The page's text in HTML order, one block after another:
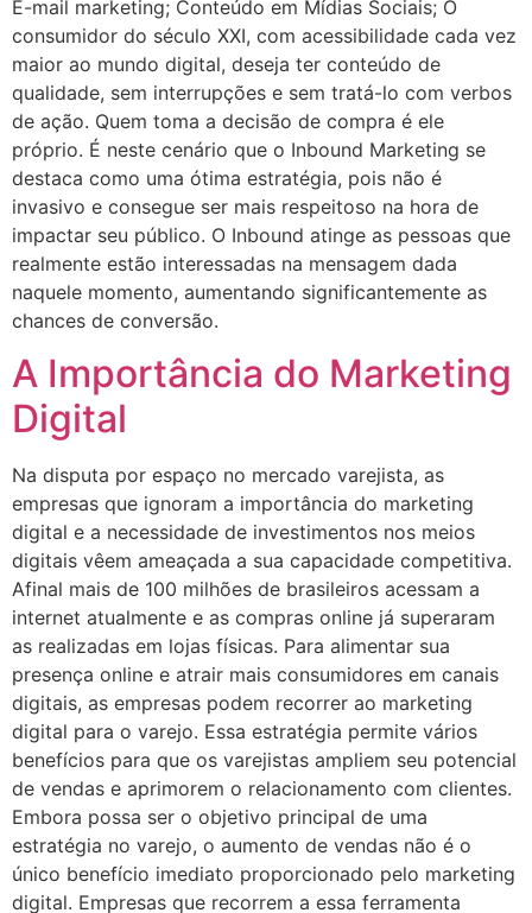
E-mail marketing; Conteúdo em Mídias Sociais; O
consumidor do século XXI, com acessibilidade cada vez
maior ao mundo digital, deseja ter conteúdo de
qualidade, sem interrupções e sem tratá-lo com verbos
de ação. Quem toma a decisão de compra é ele
próprio. É neste cenário que o Inbound Marketing se
destaca como uma ótima estratégia, pois não é
invasivo e consegue ser mais respeitoso na hora de
impactar seu público. O Inbound atinge as pessoas que
realmente estão interessadas na mensagem dada
naquele momento, aumentando significantemente as
chances de conversão.
A Importância do Marketing
Digital
Na disputa por espaço no mercado varejista, as
empresas que ignoram a importância do marketing
digital e a necessidade de investimentos nos meios
digitais vêem ameaçada a sua capacidade competitiva.
Afinal mais de 100 milhões de brasileiros acessam a
internet atualmente e as compras online já superaram
as realizadas em lojas físicas. Para alimentar sua
presença online e atrair mais consumidores em canais
digitais, as empresas podem recorrer ao marketing
digital para o varejo. Essa estratégia permite vários
benefícios para que os varejistas ampliem seu potencial
de vendas e aprimorem o relacionamento com clientes.
Embora possa ser o objetivo principal de uma
estratégia no varejo, o aumento de vendas não é o
único benefício imediato proporcionado pelo marketing
digital. Empresas que recorrem a essa ferramenta